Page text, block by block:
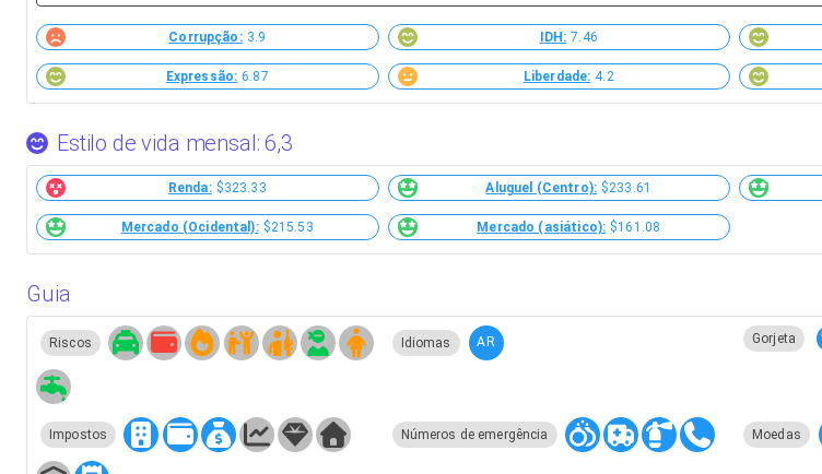
Corrupção: 3.9 IDH: 7.46
Expressão: 6.87 Liberdade: 4.2
Estilo de vida mensal: 6,3
Renda: $323.33 Aluguel (Centro): $233.61
Mercado (Ocidental): $215.53 Mercado (asiático): $161.08
Guia
Riscos Idiomas AR Gorjeta
Impostos Números de emergência Moedas